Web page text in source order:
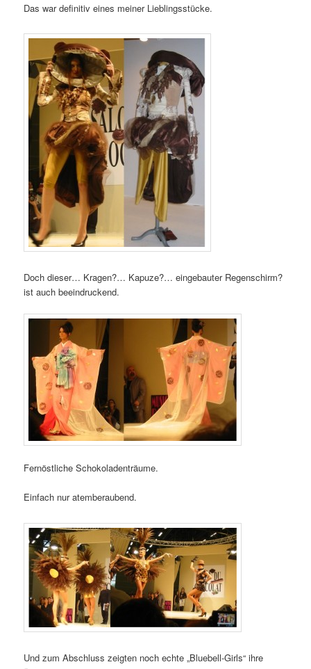
Das war definitiv eines meiner Lieblingsstücke.
Doch dieser… Kragen?… Kapuze?… eingebauter Regenschirm?
ist auch beeindruckend.
Fernöstliche Schokoladenträume.
Einfach nur atemberaubend.
Und zum Abschluss zeigten noch echte „Bluebell-Girls“ ihre